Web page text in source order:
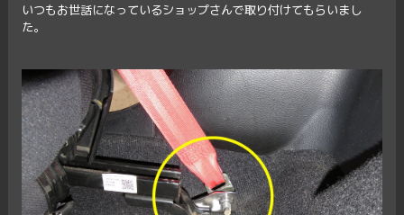
いつもお世話になっているショップさんで取り付けてもらいまし
た。